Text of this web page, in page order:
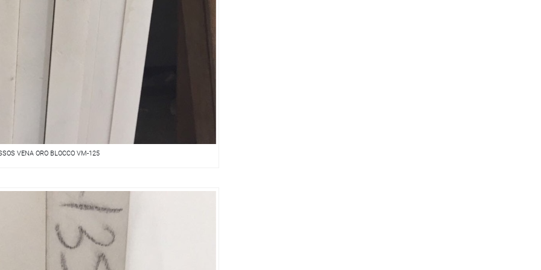
VENA ORO BLOCCO VM-125